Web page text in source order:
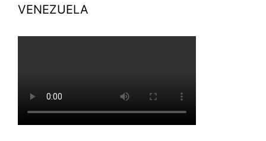
VENEZUELA